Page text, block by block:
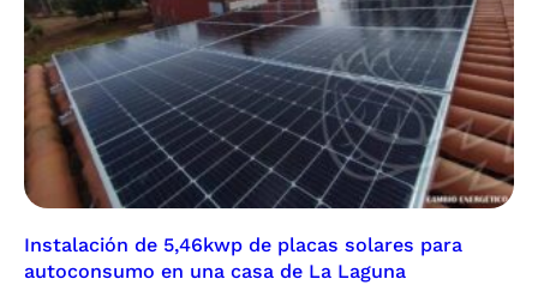
Instalación de 5,46kwp de placas solares para
autoconsumo en una casa de La Laguna